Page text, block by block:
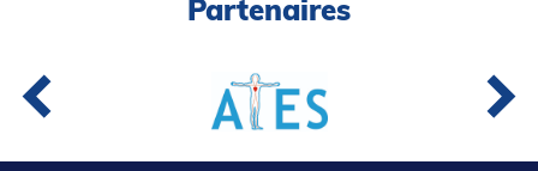
Partenaires